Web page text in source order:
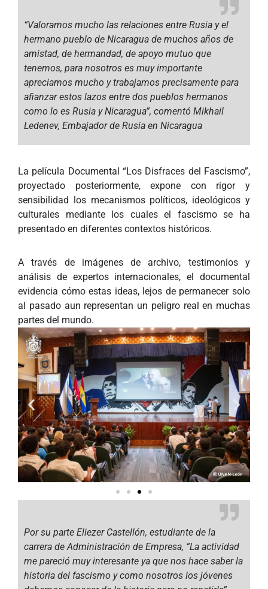
“Valoramos mucho las relaciones entre Rusia y el
hermano pueblo de Nicaragua de muchos años de
amistad, de hermandad, de apoyo mutuo que
tenemos, para nosotros es muy importante
apreciamos mucho y trabajamos precisamente para
afianzar estos lazos entre dos pueblos hermanos
como lo es Rusia y Nicaragua”, comentó Mikhail
Ledenev, Embajador de Rusia en Nicaragua
La película Documental “Los Disfraces del Fascismo”,
proyectado posteriormente, expone con rigor y
sensibilidad los mecanismos políticos, ideológicos y
culturales mediante los cuales el fascismo se ha
presentado en diferentes contextos históricos.
A través de imágenes de archivo, testimonios y
análisis de expertos internacionales, el documental
evidencia cómo estas ideas, lejos de permanecer solo
al pasado aun representan un peligro real en muchas
partes del mundo.
Por su parte Eliezer Castellón, estudiante de la
carrera de Administración de Empresa, “La actividad
me pareció muy interesante ya que nos hace saber la
historia del fascismo y como nosotros los jóvenes